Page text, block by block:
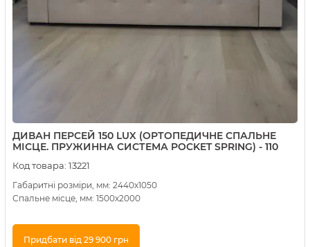
ДИВАН ПЕРСЕЙ 150 LUX (ОРТОПЕДИЧНЕ СПАЛЬНЕ
МІСЦЕ. ПРУЖИННА СИСТЕМА POCKET SPRING) - 110
Код товара: 13221
Габаритні розміри, мм: 2440х1050
Спальне місце, мм: 1500х2000
Придбати від 29 900 грн